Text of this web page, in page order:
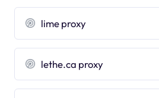
lime proxy
lethe.ca proxy